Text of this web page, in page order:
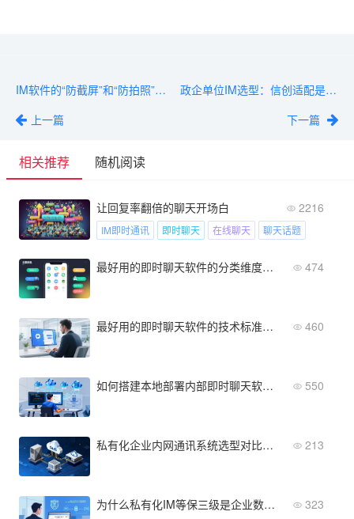
IM软件的“防截屏”和“防拍照”技术靠谱吗？
上一篇
政企单位IM选型：信创适配是“必选项”吗？
下一篇
相关推荐 随机阅读
让回复率翻倍的聊天开场白 2216
IM即时通讯 即时聊天 在线聊天 聊天话题
最好用的即时聊天软件的分类维度与适用人群对照 474
最好用的即时聊天软件的技术标准与行业规范解读 460
如何搭建本地部署内部即时聊天软件？完整步骤与流程指南 550
私有化企业内网通讯系统选型对比：四大主流方案深度解析 213
为什么私有化IM等保三级是企业数据合规的必选项？ 323